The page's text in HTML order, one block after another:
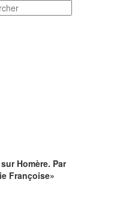
Homère. Par
Françoise»